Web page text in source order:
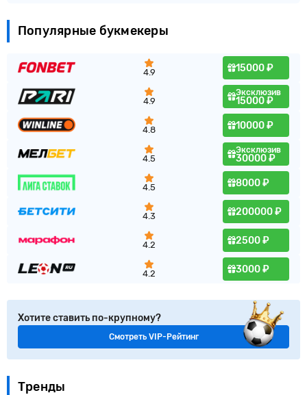
Популярные букмекеры
4.9 15000 ₽
4.9
Эксклюзив
15000 ₽
4.8 10000 ₽
4.5
Эксклюзив
30000 ₽
4.5 8000 ₽
4.3 200000 ₽
4.2 2500 ₽
4.2 3000 ₽
Хотите ставить по-крупному?
Смотреть VIP-Рейтинг
Тренды